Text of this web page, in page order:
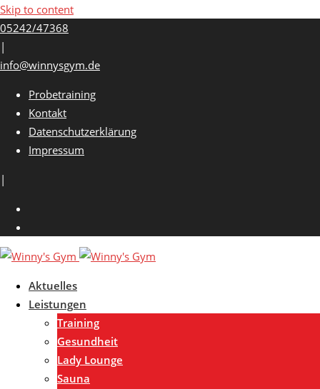
Skip to content
05242/47368
|
info@winnysgym.de
Probetraining
Kontakt
Datenschutzerklärung
Impressum
|
Aktuelles
Leistungen
Training
Gesundheit
Lady Lounge
Sauna